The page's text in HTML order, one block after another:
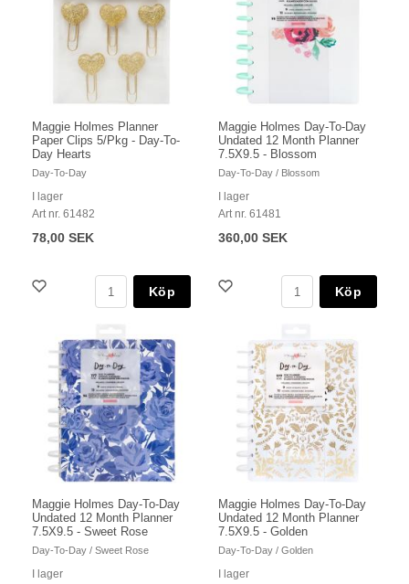
Maggie Holmes Planner
Paper Clips 5/Pkg - Day-To-
Day Hearts
Day-To-Day
I lager
Art nr. 61482
78,00 SEK
Köp
Maggie Holmes Day-To-Day
Undated 12 Month Planner
7.5X9.5 - Blossom
Day-To-Day / Blossom
I lager
Art nr. 61481
360,00 SEK
Köp
Maggie Holmes Day-To-Day
Undated 12 Month Planner
7.5X9.5 - Sweet Rose
Day-To-Day / Sweet Rose
I lager
Maggie Holmes Day-To-Day
Undated 12 Month Planner
7.5X9.5 - Golden
Day-To-Day / Golden
I lager